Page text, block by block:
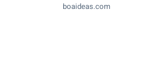
boaideas.com